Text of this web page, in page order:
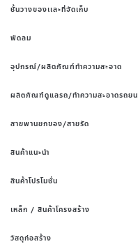
ชั้นวางของเเละที่จัดเก็บ
พัดลม
อุปกรณ์/ผลิตภัณฑ์ทำความสะอาด
ผลิตภัณฑ์ดูแลรถ/ทำความสะอาดรถย
สายพานยกของ/สายรัด
สินค้าแนะนำ
สินค้าโปรโมชั่น
เหล็ก / สินค้าโครงสร้าง
วัสดุก่อสร้าง